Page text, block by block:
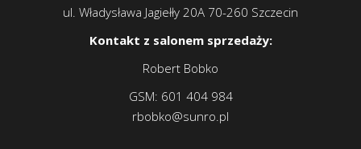
ul. Władysława Jagiełły 20A 70-260 Szczecin
Kontakt z salonem sprzedaży:
Robert Bobko
GSM: 601 404 984
rbobko@sunro.pl